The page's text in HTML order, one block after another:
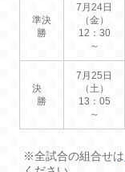
準決
勝
7月24日
（金）
12：30
～
決
勝
7月25日
（土）
13：05
～
※全試合の組合せは